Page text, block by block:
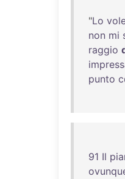
"Lo
non mi
raggio
punto
91 Il